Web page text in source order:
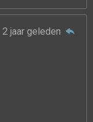
2 jaar geleden